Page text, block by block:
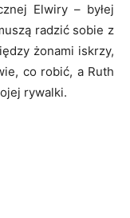
Elwiry – byłej
radzić sobie z
żonami iskrzy,
co robić, a Ruth
rywalki.